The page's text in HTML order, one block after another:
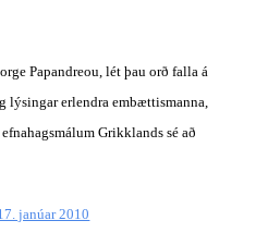
Papandreou, lét þau orð falla á
lýsingar erlendra embættismanna,
Grikklands sé að
janúar 2010